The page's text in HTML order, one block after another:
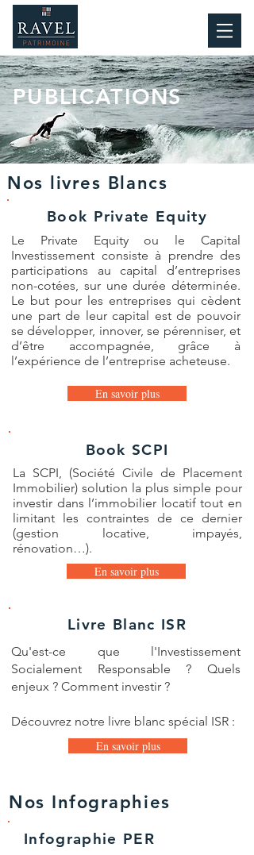
PUBLICATIONS
Nos livres Blancs
Book Private Equity
Le Private Equity ou le Capital
Investissement consiste à prendre des
participations au capital d’entreprises
non-cotées, sur une durée déterminée.
Le but pour les entreprises qui cèdent
une part de leur capital est de pouvoir
se développer, innover, se pérenniser, et
d’être accompagnée, grâce à
l’expérience de l’entreprise acheteuse.
En savoir plus
Book SCPI
La SCPI, (Société Civile de Placement
Immobilier) solution la plus simple pour
investir dans l’immobilier locatif tout en
limitant les contraintes de ce dernier
(gestion locative, impayés,
rénovation…).
En savoir plus
Livre Blanc ISR
Qu'est-ce que l'Investissement
Socialement Responsable ? Quels
enjeux ? Comment investir ?
Découvrez notre livre blanc spécial ISR :
En savoir plus
Nos Infographies
Infographie PER